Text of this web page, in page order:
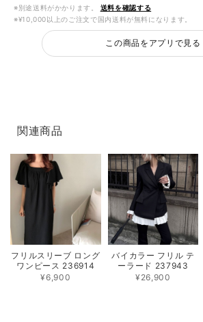
※別途送料がかかります。
送料を確認する
※¥10,000以上のご注文で国内送料が無料になります。
この商品をアプリで見る
関連商品
フリルスリーブ ロング
ワンピース 236914
¥6,900
バイカラー フリル テ
ーラード 237943
¥26,900